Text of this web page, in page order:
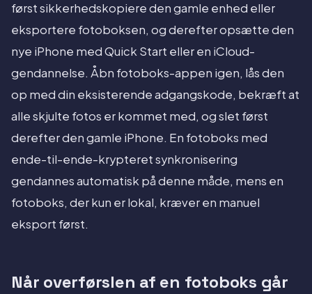
først sikkerhedskopiere den gamle enhed eller
eksportere fotoboksen, og derefter opsætte den
nye iPhone med Quick Start eller en iCloud-
gendannelse. Åbn fotoboks-appen igen, lås den
op med din eksisterende adgangskode, bekræft at
alle skjulte fotos er kommet med, og slet først
derefter den gamle iPhone. En fotoboks med
ende-til-ende-krypteret synkronisering
gendannes automatisk på denne måde, mens en
fotoboks, der kun er lokal, kræver en manuel
eksport først.
Når overførslen af en fotoboks går